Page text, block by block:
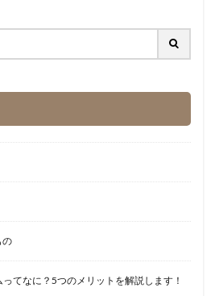
の
てなに？5つのメリットを解説します！